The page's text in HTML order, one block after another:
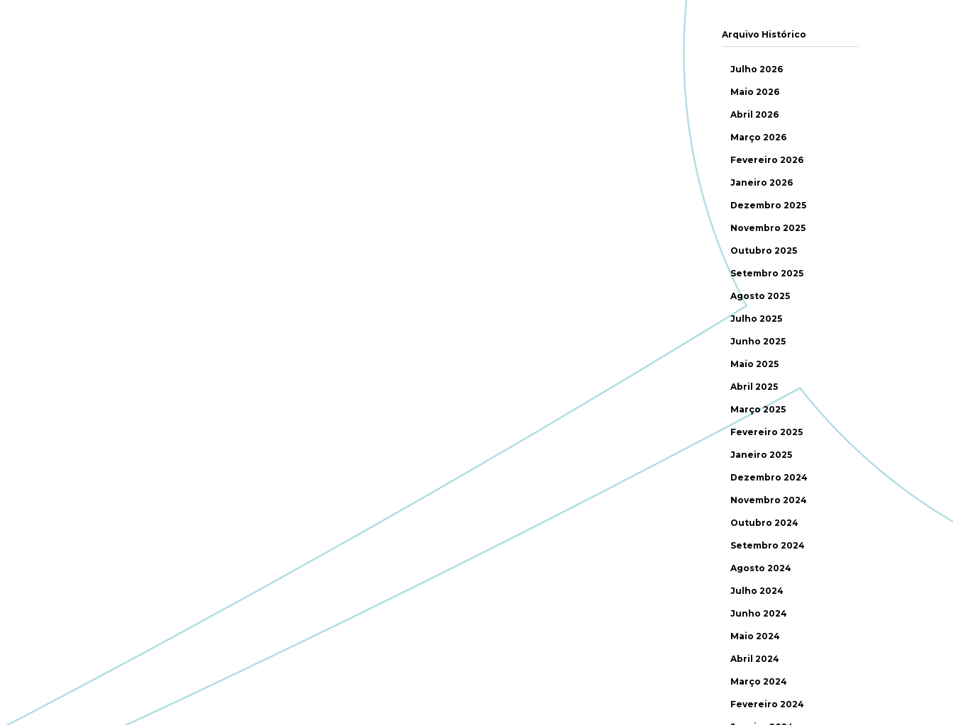
Arquivo Histórico
Julho 2026
Maio 2026
Abril 2026
Março 2026
Fevereiro 2026
Janeiro 2026
Dezembro 2025
Novembro 2025
Outubro 2025
Setembro 2025
Agosto 2025
Julho 2025
Junho 2025
Maio 2025
Abril 2025
Março 2025
Fevereiro 2025
Janeiro 2025
Dezembro 2024
Novembro 2024
Outubro 2024
Setembro 2024
Agosto 2024
Julho 2024
Junho 2024
Maio 2024
Abril 2024
Março 2024
Fevereiro 2024